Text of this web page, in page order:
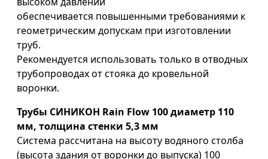
обеспечивается повышенными требованиями к
геометрическим допускам при изготовлении
труб.
Рекомендуется использовать только в отводных
трубопроводах от стояка до кровельной
воронки.
Трубы СИНИКОН Rain Flow 100 диаметр 110
мм, толщина стенки 5,3 мм
Система рассчитана на высоту водяного столба
(высота здания от воронки до выпуска) 100